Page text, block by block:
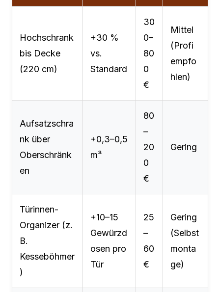
Hochschrank
bis Decke
(220 cm)
+30 %
vs.
Standard
30
0–
80
0
€
Mittel
(Profi
empfo
hlen)
Aufsatzschra
nk über
Oberschränk
en
+0,3–0,5
m³
80
–
20
0
€
Gering
Türinnen-
Organizer (z.
B.
Kesseböhmer
)
+10–15
Gewürzd
osen pro
Tür
25
–
60
€
Gering
(Selbst
monta
ge)